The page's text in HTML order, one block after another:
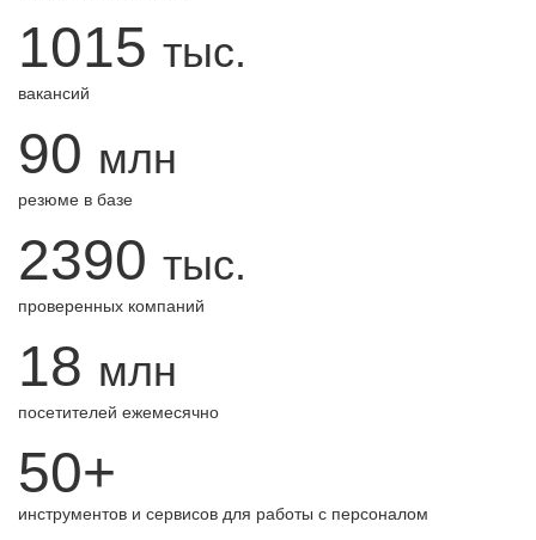
1015 тыс.
вакансий
90 млн
резюме в базе
2390 тыс.
проверенных компаний
18 млн
посетителей ежемесячно
50+
инструментов и сервисов для работы с персоналом